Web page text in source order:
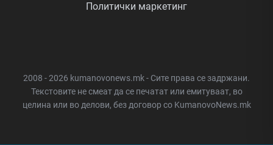
Политички маркетинг
2008 - 2026 kumanovonews.mk - Сите права се задржани.
Текстовите не смеат да се печатат или емитуваат, во
целина или во делови, без договор со KumanovoNews.mk